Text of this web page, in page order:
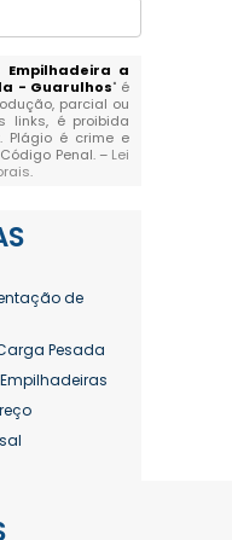
Empilhadeira a
- Guarulhos" é
parcial ou
links, é proibida
Plágio é crime e
Penal. – Lei
.
de
Pesada
Valor